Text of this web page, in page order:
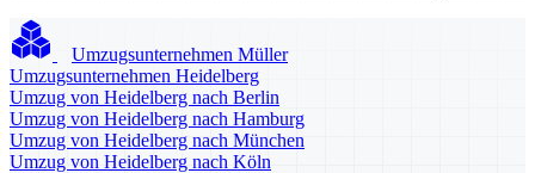
Umzugsunternehmen Müller
Umzugsunternehmen Heidelberg
Umzug von Heidelberg nach Berlin
Umzug von Heidelberg nach Hamburg
Umzug von Heidelberg nach München
Umzug von Heidelberg nach Köln